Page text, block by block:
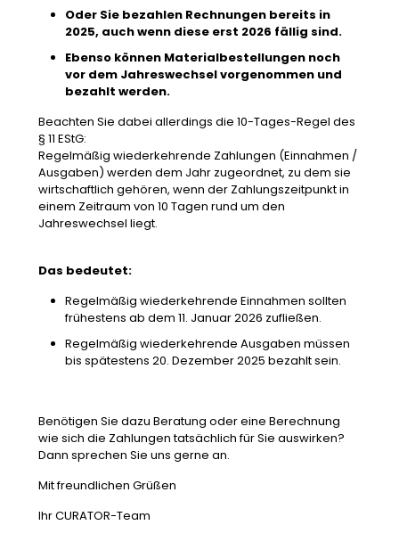
Oder Sie bezahlen Rechnungen bereits in
2025, auch wenn diese erst 2026 fällig sind.
Ebenso können Materialbestellungen noch
vor dem Jahreswechsel vorgenommen und
bezahlt werden.
Beachten Sie dabei allerdings die 10-Tages-Regel des
§ 11 EStG:
Regelmäßig wiederkehrende Zahlungen (Einnahmen /
Ausgaben) werden dem Jahr zugeordnet, zu dem sie
wirtschaftlich gehören, wenn der Zahlungszeitpunkt in
einem Zeitraum von 10 Tagen rund um den
Jahreswechsel liegt.
Das bedeutet:
Regelmäßig wiederkehrende Einnahmen sollten
frühestens ab dem 11. Januar 2026 zufließen.
Regelmäßig wiederkehrende Ausgaben müssen
bis spätestens 20. Dezember 2025 bezahlt sein.
Benötigen Sie dazu Beratung oder eine Berechnung
wie sich die Zahlungen tatsächlich für Sie auswirken?
Dann sprechen Sie uns gerne an.
Mit freundlichen Grüßen
Ihr CURATOR-Team